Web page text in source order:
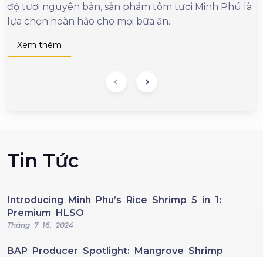
độ tươi nguyên bản, sản phẩm tôm tươi Minh Phú là
lựa chọn hoàn hảo cho mọi bữa ăn.
Xem thêm
Tin Tức
Introducing Minh Phu’s Rice Shrimp 5 in 1:
Premium HLSO
Tháng 7 16, 2024
BAP Producer Spotlight: Mangrove Shrimp